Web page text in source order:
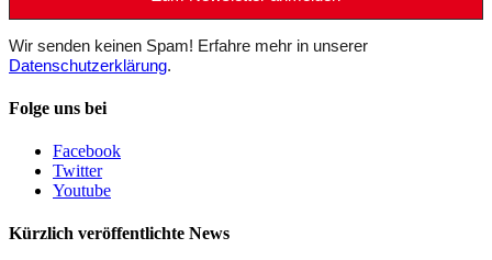
Wir senden keinen Spam! Erfahre mehr in unserer
Datenschutzerklärung.
Folge uns bei
Facebook
Twitter
Youtube
Kürzlich veröffentlichte News